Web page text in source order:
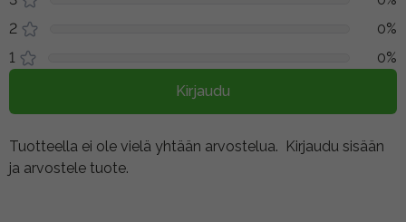
2
0%
1
0%
Kirjaudu
Tuotteella ei ole vielä yhtään arvostelua. Kirjaudu sisään
ja arvostele tuote.